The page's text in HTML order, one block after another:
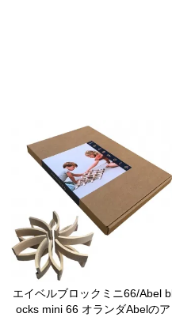
エイベルブロックミニ66/Abel bl
ocks mini 66 オランダAbelのア